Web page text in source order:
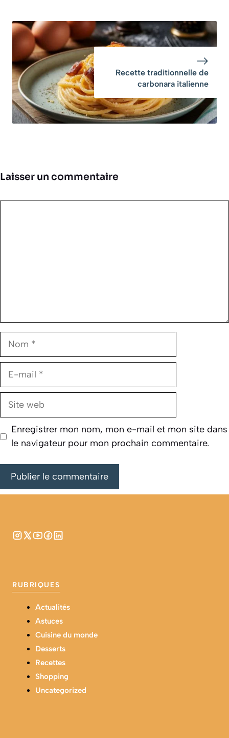
Recette traditionnelle de
carbonara italienne
Laisser un commentaire
Nom
E-
Site
Enregistrer mon nom, mon e-mail et mon site dans
le navigateur pour mon prochain commentaire.
RUBRIQUES
Actualités
Astuces
Cuisine du monde
Desserts
Recettes
Shopping
Uncategorized